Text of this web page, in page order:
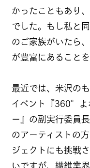
かったこともあり
でした。もし私と
のご家族がいたら
が豊富にあること
最近では、米沢の
イベント『360°よ
ー』の副実行委員
のアーティストの
ジェクトにも挑戦
いですが、繊維業